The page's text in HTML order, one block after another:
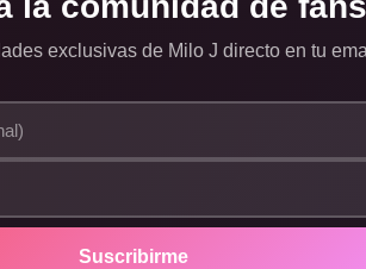
exclusivas de Milo J directo en tu
Suscribirme